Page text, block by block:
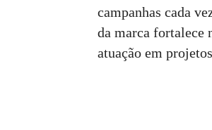
campanhas cada
da marca fortalece
atuação em